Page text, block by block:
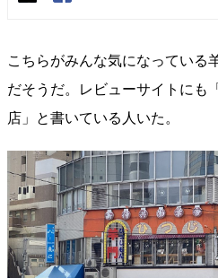
こちらがみんな気になっている
だそうだ。レビューサイトにも
店」と書いている人いた。